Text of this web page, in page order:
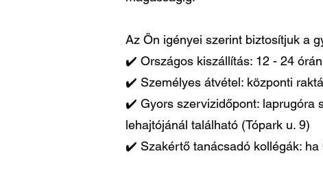
Az Ön igényei szerint biztosítjuk a
✔️ Országos kiszállítás: 12 - 24
✔️ Személyes átvétel: központi
✔️ Gyors szervizidőpont: laprugóra
lehajtójánál található (Tópark u. 9)
✔️ Szakértő tanácsadó kollégák: ha